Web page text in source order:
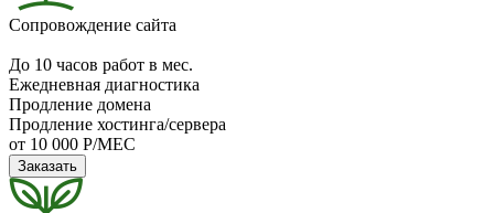
Сопровождение сайта
До 10 часов работ в мес.
Ежедневная диагностика
Продление домена
Продление хостинга/сервера
от 10 000 Р/МЕС
Заказать